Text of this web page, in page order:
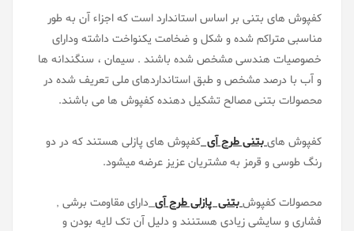
کفپوش های بتنی بر اساس استاندارد است که اجزاء آن به طور
مناسبی متراکم شده و شکل و ضخامت یکنواخت داشته ودارای
خصوصیات هندسی مشخص شده باشند . سیمان ، سنگندانه ها
و آب با درصد مشخص و طبق استانداردهای ملی تعریف شده در
محصولات بتنی مصالح تشکیل دهنده کفپوش ها می باشند.
کفپوش هایبتنی طرح آیکفپوش های پازلی هستند که در دو
رنگ طوسی و قرمز به مشتریان عزیز عرضه میشود.
محصولات کفپوشبتنی پازلی طرح آی دارای مقاومت برشی ,
فشاری و سایشی زیادی هستنند و دلیل آن تک لایه بودن و